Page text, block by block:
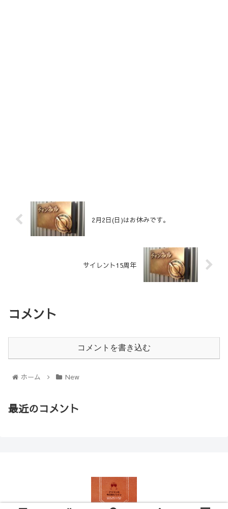
2月2日(日)はお休みです。
サイレント15周年
コメント
コメントを書き込む
ホーム New
最近のコメント